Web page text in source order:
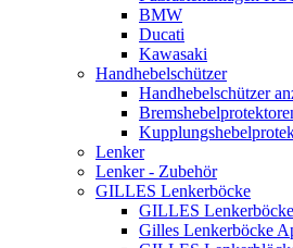
BMW
Ducati
Kawasaki
Handhebelschützer
Handhebelschützer
Lenker
Lenker - Zubehör
GILLES Lenkerböcke
GILLES
Gilles Lenkerböcke